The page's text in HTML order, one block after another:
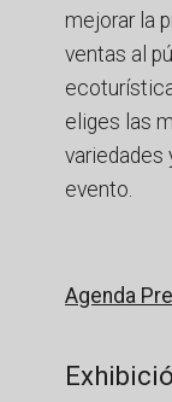
mejorar la
ventas al
eliges las
variedades
evento.
Agenda